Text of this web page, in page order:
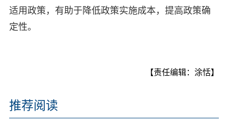
适用政策，有助于降低政策实施成本，提高政策确
定性。
【责任编辑：涂恬】
推荐阅读